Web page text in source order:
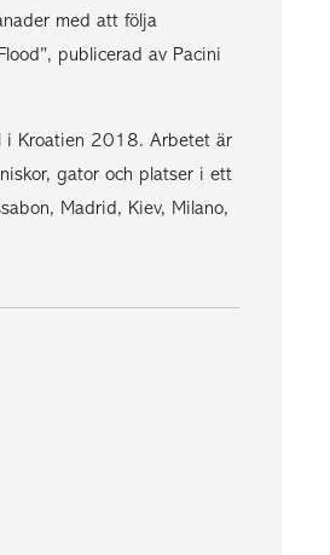
med att följa
publicerad av Pacini
i Kroatien 2018. Arbetet är
gator och platser i ett
Madrid, Kiev, Milano,